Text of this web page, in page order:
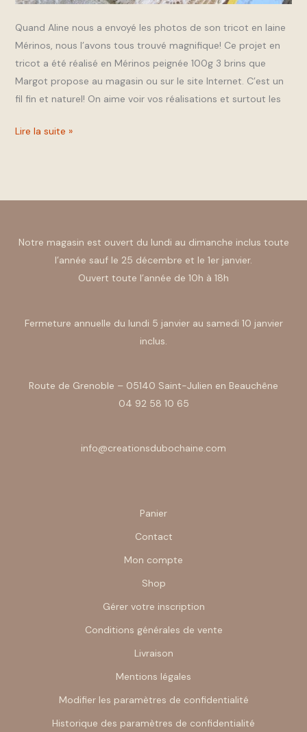
Quand Aline nous a envoyé les photos de son tricot en laine
Mérinos, nous l’avons tous trouvé magnifique! Ce projet en
tricot a été réalisé en Mérinos peignée 100g 3 brins que
Margot propose au magasin ou sur le site Internet. C’est un
fil fin et naturel! On aime voir vos réalisations et surtout les
Lire la suite »
Notre magasin est ouvert du lundi au dimanche inclus toute
l’année sauf le 25 décembre et le 1er janvier.
Ouvert toute l’année de 10h à 18h
Fermeture annuelle du lundi 5 janvier au samedi 10 janvier
inclus.
Route de Grenoble – 05140 Saint-Julien en Beauchêne
04 92 58 10 65
info@creationsdubochaine.com
Panier
Contact
Mon compte
Shop
Gérer votre inscription
Conditions générales de vente
Livraison
Mentions légales
Modifier les paramètres de confidentialité
Historique des paramètres de confidentialité